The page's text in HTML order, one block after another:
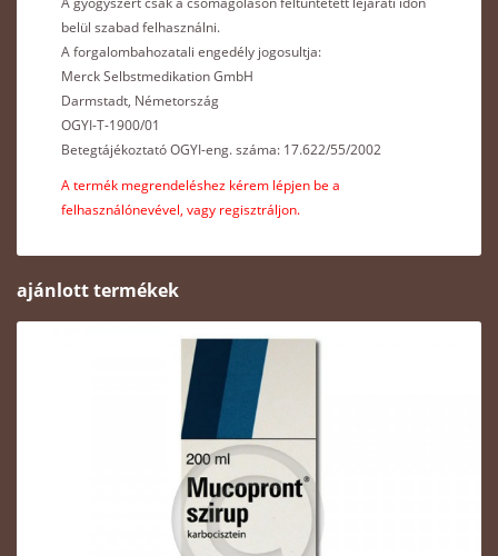
belül szabad felhasználni.
A forgalombahozatali engedély jogosultja:
Merck Selbstmedikation GmbH
Darmstadt, Németország
OGYI-T-1900/01
Betegtájékoztató OGYI-eng. száma: 17.622/55/2002
A termék megrendeléshez kérem lépjen be a
felhasználónevével, vagy regisztráljon.
ajánlott termékek